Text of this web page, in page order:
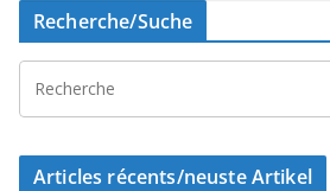
Recherche/Suche
Articles récents/neuste Artikel